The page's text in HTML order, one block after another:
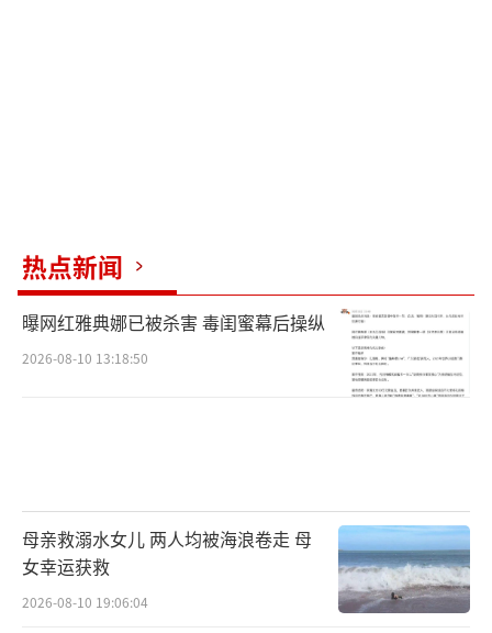
热点新闻
曝网红雅典娜已被杀害 毒闺蜜幕后操纵
2026-08-10 13:18:50
母亲救溺水女儿 两人均被海浪卷走 母
女幸运获救
2026-08-10 19:06:04